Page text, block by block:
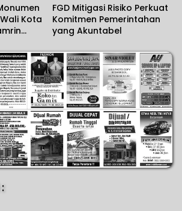
Kota
FGD Mitigasi Risiko Perkuat
Komitmen Pemerintahan
yang Akuntabel